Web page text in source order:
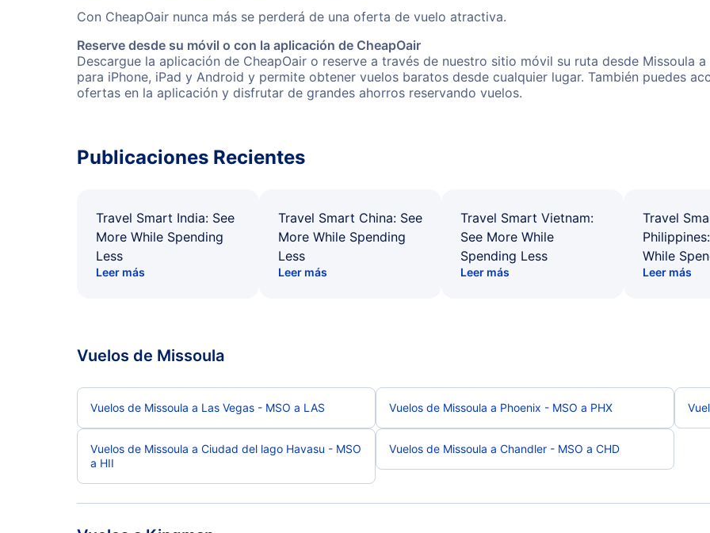
Con CheapOair nunca más se perderá de una oferta de vuelo atractiva.
Reserve desde su móvil o con la aplicación de CheapOair
Descargue la aplicación de CheapOair o reserve a través de nuestro sitio móvil su ruta desde Missoula
para iPhone, iPad y Android y permite obtener vuelos baratos desde cualquier lugar. También puedes
ofertas en la aplicación y disfrutar de grandes ahorros reservando vuelos.
Publicaciones Recientes
Travel Smart India: See
More While Spending
Less
Leer más
Travel Smart China: See
More While Spending
Less
Leer más
Travel Smart Vietnam:
See More While
Spending Less
Leer más
Travel
While
Leer más
Vuelos de Missoula
Vuelos de Missoula a Las Vegas - MSO a LAS Vuelos de Missoula a Phoenix - MSO a PHX
Vuelos de Missoula a Ciudad del lago Havasu - MSO
a HII
Vuelos de Missoula a Chandler - MSO a CHD